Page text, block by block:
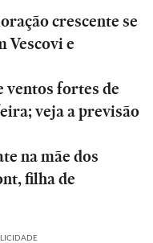
crescente se
Vescovi e
ventos fortes de
veja a previsão
na mãe dos
filha de